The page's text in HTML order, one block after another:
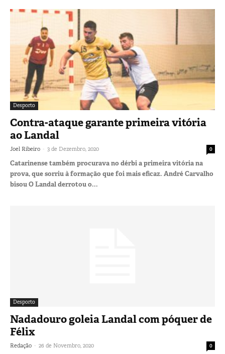
Desporto
Contra-ataque garante primeira vitória
ao Landal
Joel Ribeiro - 3 de Dezembro, 2020 0
Catarinense também procurava no dérbi a primeira vitória na
prova, que sorriu à formação que foi mais eficaz. André Carvalho
bisou O Landal derrotou o...
Desporto
Nadadouro goleia Landal com póquer de
Félix
Redação - 26 de Novembro, 2020 0